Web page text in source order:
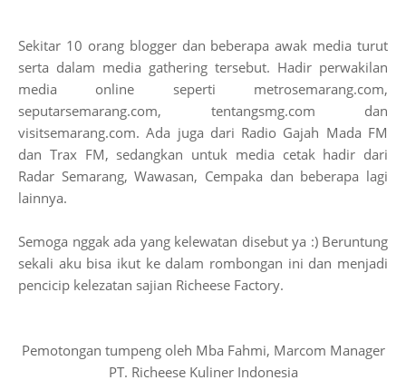
Sekitar 10 orang blogger dan beberapa awak media turut
serta dalam media gathering tersebut. Hadir perwakilan
media online seperti metrosemarang.com,
seputarsemarang.com, tentangsmg.com dan
visitsemarang.com. Ada juga dari Radio Gajah Mada FM
dan Trax FM, sedangkan untuk media cetak hadir dari
Radar Semarang, Wawasan, Cempaka dan beberapa lagi
lainnya.
Semoga nggak ada yang kelewatan disebut ya :) Beruntung
sekali aku bisa ikut ke dalam rombongan ini dan menjadi
pencicip kelezatan sajian Richeese Factory.
Pemotongan tumpeng oleh Mba Fahmi, Marcom Manager
PT. Richeese Kuliner Indonesia